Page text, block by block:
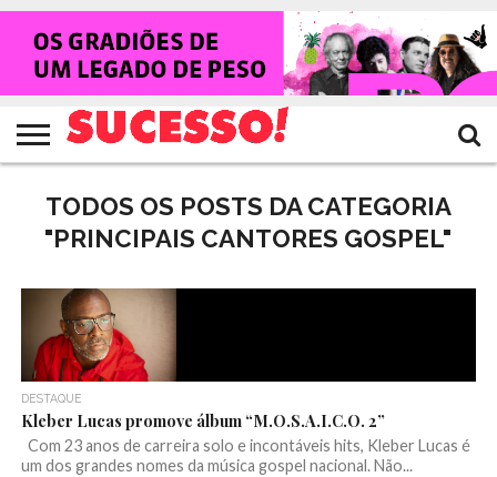
HOME
NOTÍCIAS
SHOWS
ENTREVISTAS
CLIQUES
RANKING
CROWLEY
TV
SUCESSO!
REVISTA
SUCESSO!
TODOS OS POSTS DA CATEGORIA
"PRINCIPAIS CANTORES GOSPEL"
DESTAQUE
Kleber Lucas promove álbum “M.O.S.A.I.C.O. 2”
Com 23 anos de carreira solo e incontáveis hits, Kleber Lucas é
um dos grandes nomes da música gospel nacional. Não...